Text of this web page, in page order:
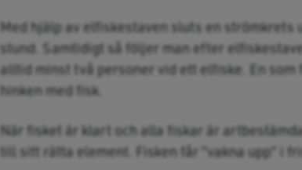
Med hjälp av elfiskestaven sluts en
stund. Samtidigt så följer man efter
alltid minst två personer vid ett elfiske. En
hinken med fisk.
När fisket är klart och alla fiskar är
till sitt rätta element. Fisken får ”vakna upp” i